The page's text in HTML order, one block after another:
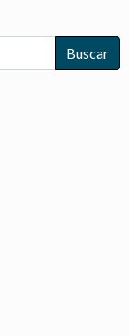
Buscar